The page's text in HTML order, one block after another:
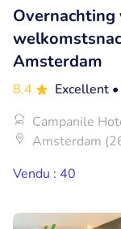
Amsterdam
8.4 Excellent
Campanile
Amsterdam
Vendu : 40